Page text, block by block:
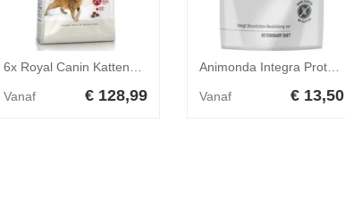
Vanaf € 128,99 Vanaf € 13,50